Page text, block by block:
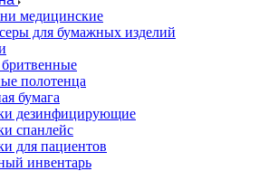
медицинские
для бумажных изделий
полотенца
бумага
дезинфицирующие
спанлейс
для пациентов
инвентарь